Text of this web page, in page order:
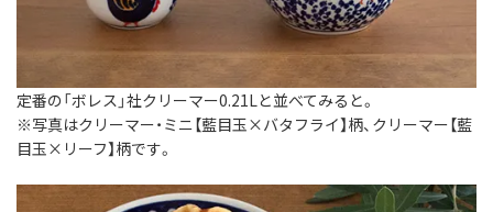
定番の「ボレス」社クリーマー0.21Lと並べてみると。
※写真はクリーマー・ミニ【藍目玉×バタフライ】柄、クリーマー【藍
目玉×リーフ】柄です。